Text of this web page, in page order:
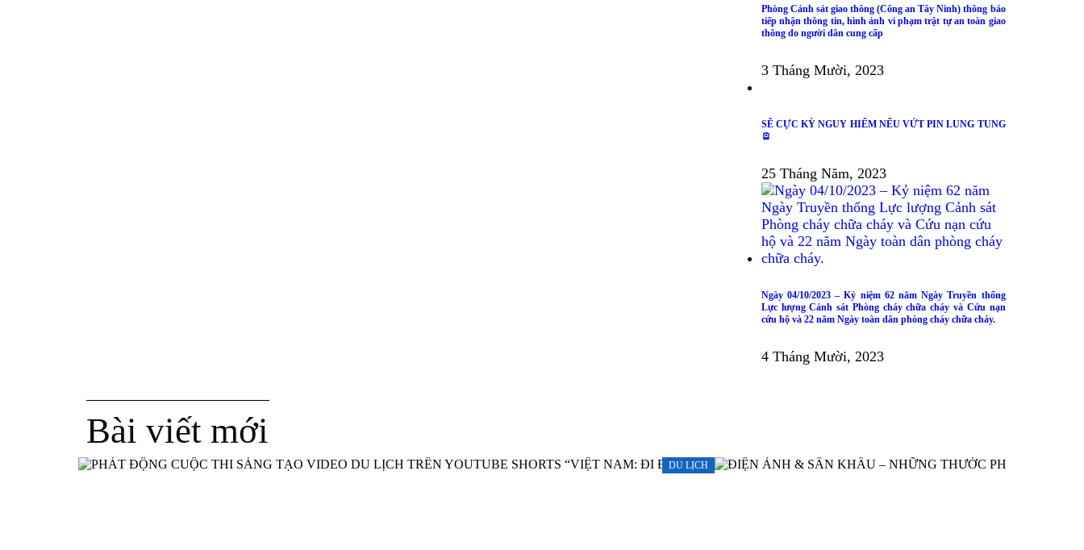
Phòng Cảnh sát giao thông (Công an Tây Ninh) thông báo
tiếp nhận thông tin, hình ảnh vi phạm trật tự an toàn giao
thông do người dân cung cấp
3 Tháng Mười, 2023
SẼ CỰC KỲ NGUY HIỂM NẾU VỨT PIN LUNG TUNG
🪫
25 Tháng Năm, 2023
Ngày 04/10/2023 – Kỷ niệm 62 năm Ngày Truyền thống
Lực lượng Cảnh sát Phòng cháy chữa cháy và Cứu nạn
cứu hộ và 22 năm Ngày toàn dân phòng cháy chữa cháy.
4 Tháng Mười, 2023
Bài viết mới
DU LỊCH